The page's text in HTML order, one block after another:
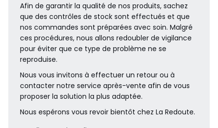
Afin de garantir la qualité de nos produits, sachez
que des contrôles de stock sont effectués et que
nos commandes sont préparées avec soin. Malgré
ces procédures, nous allons redoubler de vigilance
pour éviter que ce type de problème ne se
reproduise.
Nous vous invitons à effectuer un retour ou à
contacter notre service après-vente afin de vous
proposer la solution la plus adaptée.
Nous espérons vous revoir bientôt chez La Redoute.